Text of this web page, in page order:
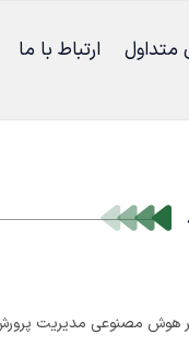
ارتباط با ما
هوش مصنوعی مدیریت